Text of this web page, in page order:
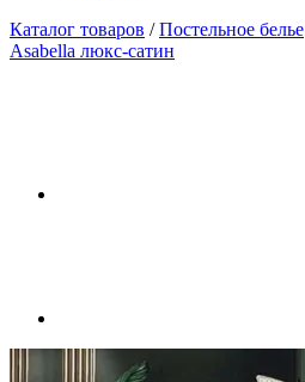
Каталог товаров / Постельное белье
Asabella люкс-сатин